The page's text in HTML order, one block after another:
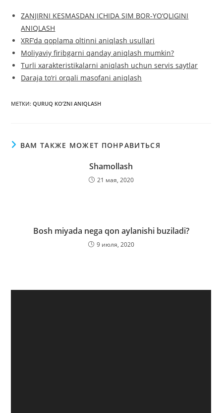
ZANJIRNI KESMASDAN ICHIDA SIM BOR-YO‘QLIGINI
ANIQLASH
XRF’da qoplama oltinni aniqlash usullari
Moliyaviy firibgarni qanday aniqlash mumkin?
Turli xarakteristikalarni aniqlash uchun servis saytlar
Daraja to‘ri orqali masofani aniqlash
МЕТКИ:QURUQ KO’ZNI ANIQLASH
ВАМ ТАКЖЕ МОЖЕТ ПОНРАВИТЬСЯ
Shamollash
21 мая, 2020
Bosh miyada nega qon aylanishi buziladi?
9 июля, 2020